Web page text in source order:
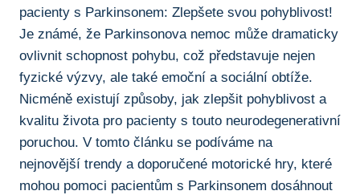
pacienty s Parkinsonem: Zlepšete svou⁤ pohyblivost!
Je známé, ‍že Parkinsonova nemoc může dramaticky
ovlivnit schopnost pohybu, což​ představuje nejen
fyzické⁢ výzvy, ale také⁤ emoční a sociální obtíže.
Nicméně existují​ způsoby, jak zlepšit pohyblivost ⁢a
kvalitu života pro pacienty s touto neurodegenerativní
‍poruchou. V tomto článku se podíváme na
nejnovější trendy a​ doporučené motorické hry,‍ které
mohou pomoci pacientům s Parkinsonem dosáhnout